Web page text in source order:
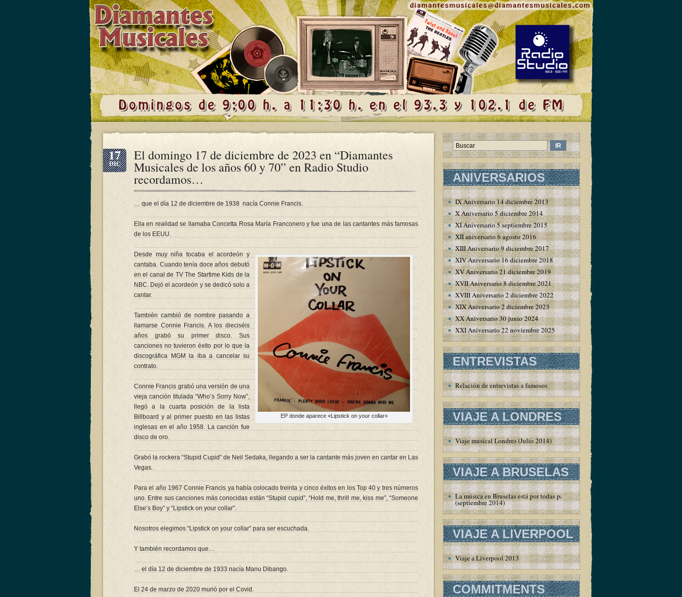
17
DIC
El domingo 17 de diciembre de 2023 en “Diamantes
Musicales de los años 60 y 70” en Radio Studio
recordamos…
… que el día 12 de diciembre de 1938 nacía Connie Francis.
Ella en realidad se llamaba Concetta Rosa María Franconero y fue una de las cantantes más famosas
de los EEUU.
EP donde aparece «Lipstick on your collar»
Desde muy niña tocaba el acordeón y
cantaba. Cuando tenía doce años debutó
en el canal de TV The Startime Kids de la
NBC. Dejó el acordeón y se dedicó solo a
cantar.
También cambió de nombre pasando a
llamarse Connie Francis. A los dieciséis
años grabó su primer disco. Sus
canciones no tuvieron éxito por lo que la
discográfica MGM la iba a cancelar su
contrato.
Connie Francis grabó una versión de una
vieja canción titulada “Who’s Sorry Now”,
llegó a la cuarta posición de la lista
Billboard y al primer puesto en las listas
inglesas en el año 1958. La canción fue
disco de oro.
Grabó la rockera “Stupid Cupid” de Neil Sedaka, llegando a ser la cantante más joven en cantar en Las
Vegas.
Para el año 1967 Connie Francis ya había colocado treinta y cinco éxitos en los Top 40 y tres números
uno. Entre sus canciones más conocidas están “Stupid cupid”, “Hold me, thrill me, kiss me”, “Someone
Else’s Boy” y “Lipstick on your collar”.
Nosotros elegimos “Lipstick on your collar” para ser escuchada.
Y también recordamos que…
… el día 12 de diciembre de 1933 nacía Manu Dibango.
El 24 de marzo de 2020 murió por el Covid.
ANIVERSARIOS
IX Aniversario 14 diciembre 2013
X Aniversario 5 diciembre 2014
XI Aniversario 5 septiembre 2015
XII aniversario 6 agosto 2016
XIII Aniversario 9 diciembre 2017
XIV Aniversario 16 diciembre 2018
XV Aniversario 21 diciembre 2019
XVII Aniversario 8 diciembre 2021
XVIII Aniversario 2 diciembre 2022
XIX Aniversario 2 diciembre 2023
XX Aniversario 30 junio 2024
XXI Aniversario 22 noviembre 2025
ENTREVISTAS
Relación de entrevistas a famosos
VIAJE A LONDRES
Viaje musical Londres (Julio 2014)
VIAJE A BRUSELAS
La música en Bruselas está por todas partes
(septiembre 2014)
VIAJE A LIVERPOOL
Viaje a Liverpool 2013
COMMITMENTS